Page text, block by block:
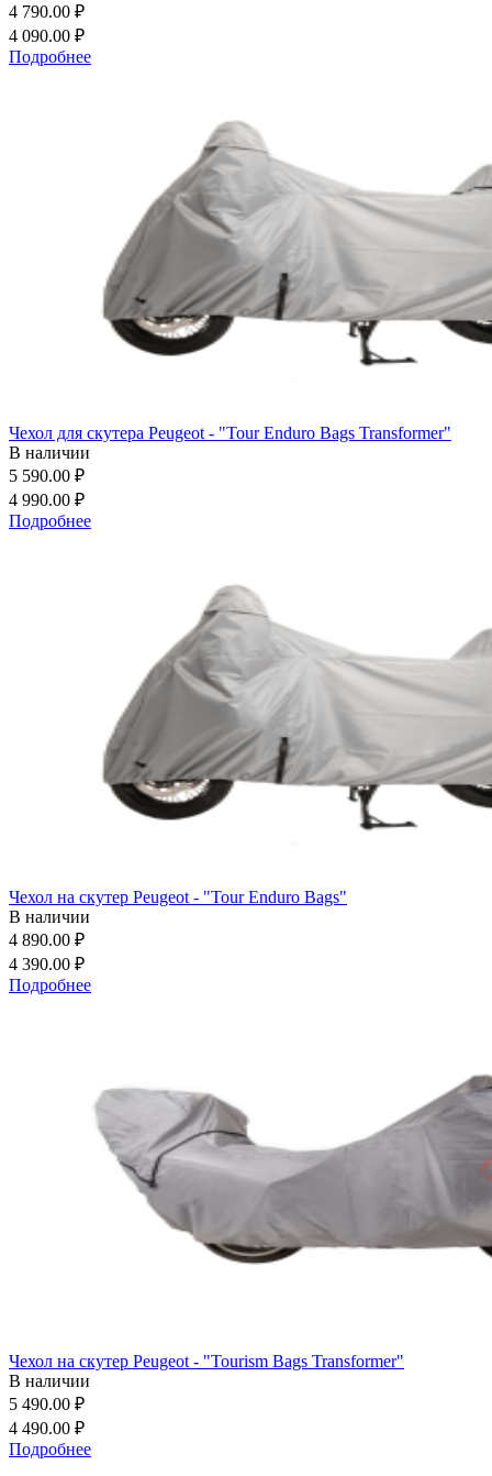
4 790.00 ₽
4 090.00 ₽
Подробнее
Чехол для скутера Peugeot - "Tour Enduro Bags Transformer"
В наличии
5 590.00 ₽
4 990.00 ₽
Подробнее
Чехол на скутер Peugeot - "Tour Enduro Bags"
В наличии
4 890.00 ₽
4 390.00 ₽
Подробнее
Чехол на скутер Peugeot - "Tourism Bags Transformer"
В наличии
5 490.00 ₽
4 490.00 ₽
Подробнее